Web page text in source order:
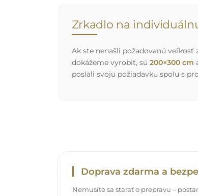
Zrkadlo na
Ak ste nenašli požadovanú
dokážeme vyrobiť, sú 200×300 cm
poslali svoju požiadavku spolu s
Doprava zdarma a
Nemusíte sa starať o prepravu –